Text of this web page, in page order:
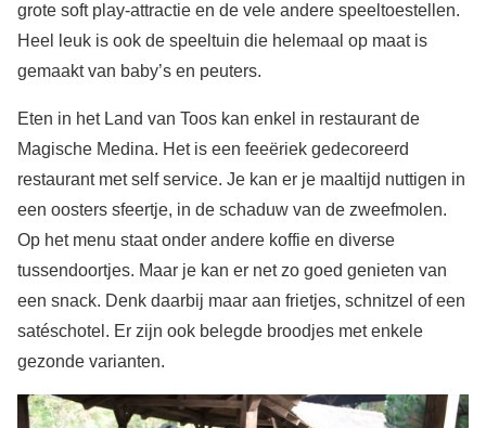
grote soft play-attractie en de vele andere speeltoestellen.
Heel leuk is ook de speeltuin die helemaal op maat is
gemaakt van baby’s en peuters.
Eten in het Land van Toos kan enkel in restaurant de
Magische Medina. Het is een feeëriek gedecoreerd
restaurant met self service. Je kan er je maaltijd nuttigen in
een oosters sfeertje, in de schaduw van de zweefmolen.
Op het menu staat onder andere koffie en diverse
tussendoortjes. Maar je kan er net zo goed genieten van
een snack. Denk daarbij maar aan frietjes, schnitzel of een
satéschotel. Er zijn ook belegde broodjes met enkele
gezonde varianten.